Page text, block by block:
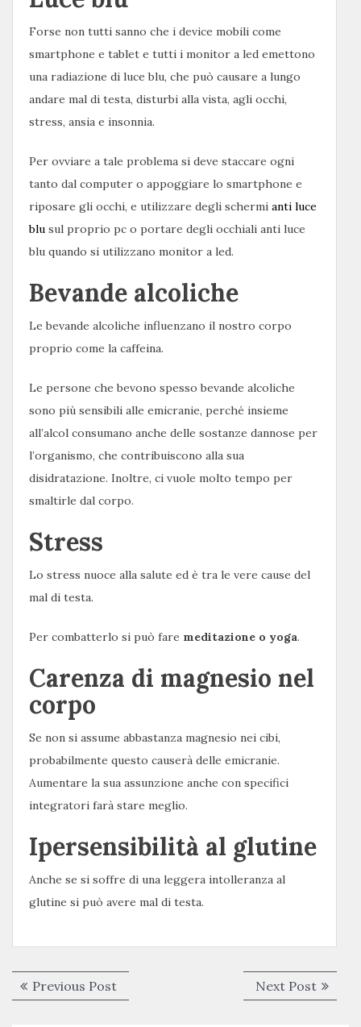
Forse non tutti sanno che i device mobili come
smartphone e tablet e tutti i monitor a led emettono
una radiazione di luce blu, che può causare a lungo
andare mal di testa, disturbi alla vista, agli occhi,
stress, ansia e insonnia.
Per ovviare a tale problema si deve staccare ogni
tanto dal computer o appoggiare lo smartphone e
riposare gli occhi, e utilizzare degli schermi anti luce
blu sul proprio pc o portare degli occhiali anti luce
blu quando si utilizzano monitor a led.
Bevande alcoliche
Le bevande alcoliche influenzano il nostro corpo
proprio come la caffeina.
Le persone che bevono spesso bevande alcoliche
sono più sensibili alle emicranie, perché insieme
all’alcol consumano anche delle sostanze dannose per
l’organismo, che contribuiscono alla sua
disidratazione. Inoltre, ci vuole molto tempo per
smaltirle dal corpo.
Stress
Lo stress nuoce alla salute ed è tra le vere cause del
mal di testa.
Per combatterlo si può fare meditazione o yoga.
Carenza di magnesio nel
corpo
Se non si assume abbastanza magnesio nei cibi,
probabilmente questo causerà delle emicranie.
Aumentare la sua assunzione anche con specifici
integratori farà stare meglio.
Ipersensibilità al glutine
Anche se si soffre di una leggera intolleranza al
glutine si può avere mal di testa.
Navigazione
articoli
Previous PostPrevious
post:
Next PostNext
post: